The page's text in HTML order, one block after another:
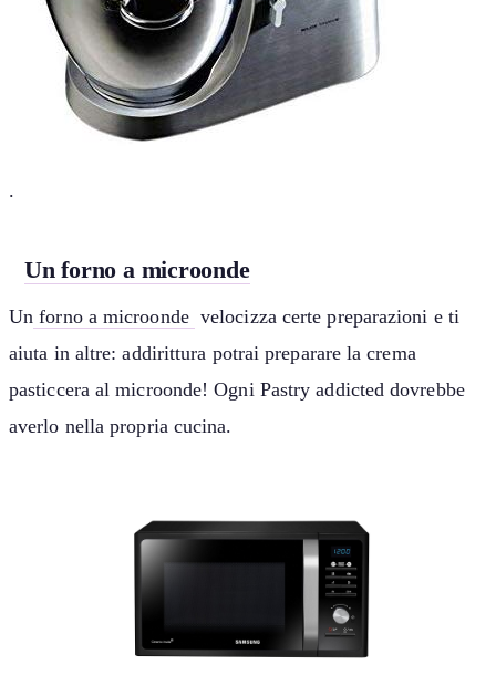
.
Un forno a microonde
Un forno a microonde velocizza certe preparazioni e ti
aiuta in altre: addirittura potrai preparare la crema
pasticcera al microonde! Ogni Pastry addicted dovrebbe
averlo nella propria cucina.